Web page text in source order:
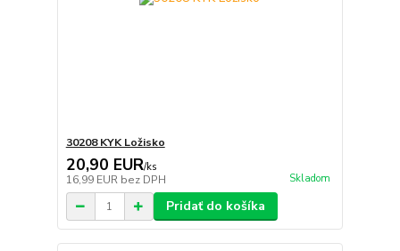
30208 KYK Ložisko
20,90 EUR/ks
16,99 EUR bez DPH Skladom
Pridať do košíka